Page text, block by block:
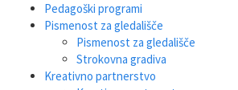
Pedagoški programi
Pismenost za gledališče
Pismenost za gledališče
Strokovna gradiva
Kreativno partnerstvo